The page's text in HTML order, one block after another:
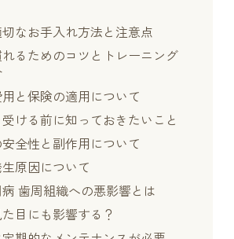
なお手入れ方法と注意点
るためのコツとトレーニング
と保険の適用について
ける前に知っておきたいこと
全性と副作用について
原因について
歯周組織への悪影響とは
目にも影響する？